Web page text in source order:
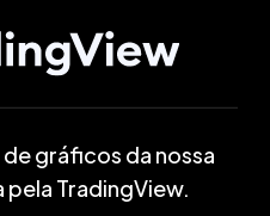
gráficos da nossa
TradingView.